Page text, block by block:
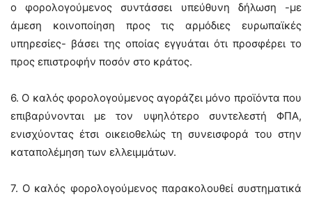
ο φορολογούμενος συντάσσει υπεύθυνη δήλωση -με
άμεση κοινοποίηση προς τις αρμόδιες ευρωπαϊκές
υπηρεσίες- βάσει της οποίας εγγυάται ότι προσφέρει το
προς επιστροφήν ποσόν στο κράτος.
6. Ο καλός φορολογούμενος αγοράζει μόνο προϊόντα που
επιβαρύνονται με τον υψηλότερο συντελεστή ΦΠΑ,
ενισχύοντας έτσι οικειοθελώς τη συνεισφορά του στην
καταπολέμηση των ελλειμμάτων.
7. Ο καλός φορολογούμενος παρακολουθεί συστηματικά